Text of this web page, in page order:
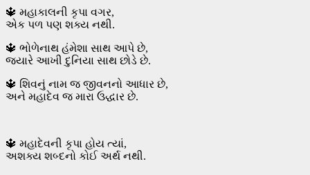
🔱 મહાકાલની કૃપા વગર,
એક પળ પણ શક્ય નથી.
🔱 ભોળેનાથ હંમેશા સાથ આપે છે,
જ્યારે આખી દુનિયા સાથ છોડે છે.
🔱 શિવનું નામ જ જીવનનો આધાર છે,
અને મહાદેવ જ મારા ઉદ્ધાર છે.
🔱 મહાદેવની કૃપા હોય ત્યાં,
અશક્ય શબ્દનો કોઈ અર્થ નથી.